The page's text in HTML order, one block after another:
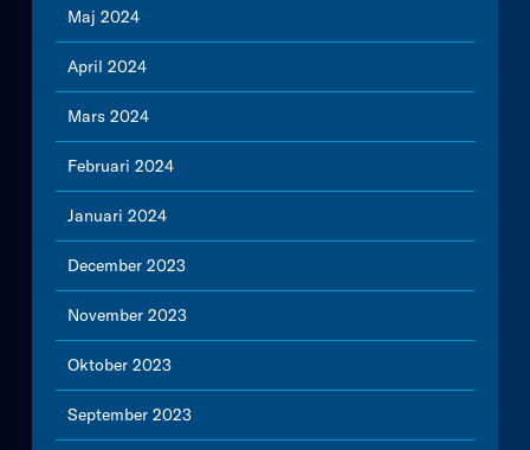
Maj 2024
April 2024
Mars 2024
Februari 2024
Januari 2024
December 2023
November 2023
Oktober 2023
September 2023